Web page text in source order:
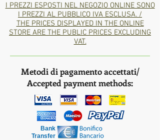
I PREZZI ESPOSTI NEL NEGOZIO ONLINE SONO
I PREZZI AL PUBBLICO IVA ESCLUSA. /
THE PRICES DISPLAYED IN THE ONLINE
STORE ARE THE PUBLIC PRICES EXCLUDING
VAT.
Metodi di pagamento accettati/
Accepted payment methods:
Bank
Transfer